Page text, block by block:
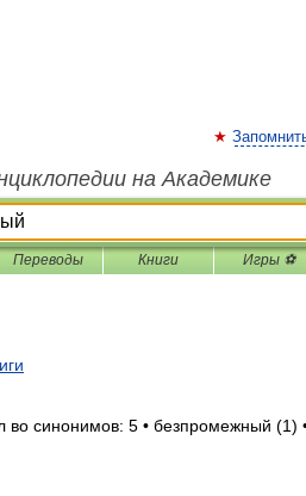
на Академике
Переводы Книги Игры ⚽
во синонимов: 5 • безпромежный (1)